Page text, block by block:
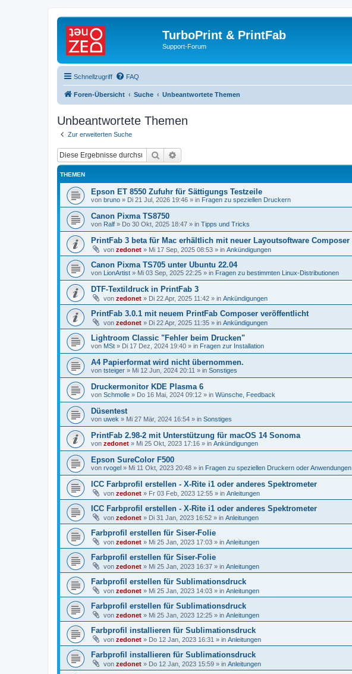
TurboPrint & PrintFab
Support-Forum
Schnellzugriff FAQ
Foren-Übersicht Suche Unbeantwortete Themen
Unbeantwortete Themen
Zur erweiterten Suche
Suche
THEMEN
Epson ET 8550 Zufuhr für Sättigungs Testzeile
von bruno » Di 21 Jul, 2026 19:46 » in Fragen zu speziellen Druckern
Canon Pixma TS8750
von Ralf » Do 30 Okt, 2025 18:47 » in Tipps und Tricks
PrintFab 3 beta für Mac erhältlich mit neuer Layoutsoftware Composer
von zedonet » Mi 17 Sep, 2025 08:53 » in Ankündigungen
Canon Pixma TS705 unter Ubuntu 22.04
von LionArtist » Mi 03 Sep, 2025 22:25 » in Fragen zu bestimmten Linux-Distributionen
DTF-Textildruck in PrintFab 3
von zedonet » Di 22 Apr, 2025 11:42 » in Ankündigungen
PrintFab 3.0.1 mit neuem PrintFab Composer veröffentlicht
von zedonet » Di 22 Apr, 2025 11:35 » in Ankündigungen
Lightroom Classic "Fehler beim Drucken"
von MSt » Di 17 Dez, 2024 19:40 » in Fragen zur Installation
A4 Papierformat wird nicht übernommen.
von tsteiger » Mi 12 Jun, 2024 20:11 » in Sonstiges
Druckermonitor KDE Plasma 6
von Schmolle » Do 16 Mai, 2024 09:12 » in Wünsche, Feedback
Düsentest
von uwek » Mi 27 Mär, 2024 16:54 » in Sonstiges
PrintFab 2.98-2 mit Unterstützung für macOS 14 Sonoma
von zedonet » Mi 25 Okt, 2023 17:16 » in Ankündigungen
Epson SureColor F500
von rvogel » Mi 11 Okt, 2023 20:48 » in Fragen zu speziellen Druckern oder Anwendungen
ICC Farbprofil erstellen - X-Rite i1 oder anderes Spektrometer
von zedonet » Fr 03 Feb, 2023 12:55 » in Anleitungen
ICC Farbprofil erstellen - X-Rite i1 oder anderes Spektrometer
von zedonet » Di 31 Jan, 2023 16:52 » in Anleitungen
Farbprofil erstellen für Siser-Folie
von zedonet » Mi 25 Jan, 2023 17:03 » in Anleitungen
Farbprofil erstellen für Siser-Folie
von zedonet » Mi 25 Jan, 2023 16:37 » in Anleitungen
Farbprofil erstellen für Sublimationsdruck
von zedonet » Mi 25 Jan, 2023 14:03 » in Anleitungen
Farbprofil erstellen für Sublimationsdruck
von zedonet » Mi 25 Jan, 2023 12:25 » in Anleitungen
Farbprofil installieren für Sublimationsdruck
von zedonet » Do 12 Jan, 2023 16:31 » in Anleitungen
Farbprofil installieren für Sublimationsdruck
von zedonet » Do 12 Jan, 2023 15:59 » in Anleitungen